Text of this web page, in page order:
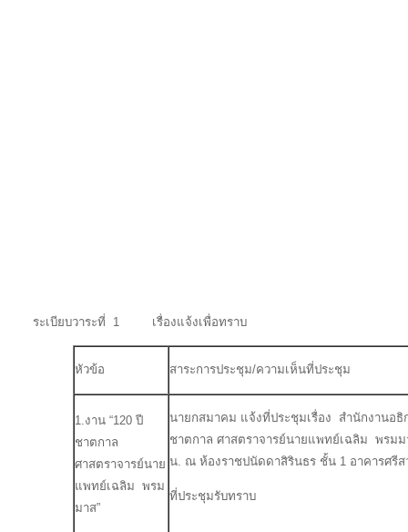
ระเบียบวาระที่ 1 เรื่องแจ้งเพื่อทราบ
หัวข้อ สาระการประชุม/ความเห็นที่ประชุม
1.งาน “120 ปี
ชาตกาล
ศาสตราจารย์นาย
แพทย์เฉลิม พรม
มาส”
นายกสมาคม แจ้งที่ประชุมเรื่อง สำนักงานอ
ชาตกาล ศาสตราจารย์นายแพทย์เฉลิม พรมม
น. ณ ห้องราชปนัดดาสิรินธร ชั้น 1 อาคารศรี
ที่ประชุมรับทราบ